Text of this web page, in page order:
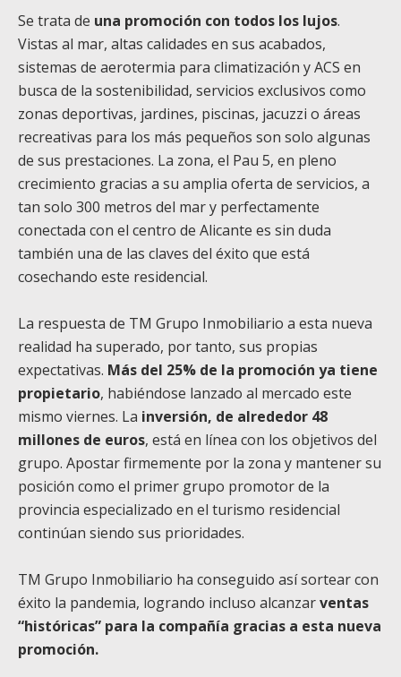
Se trata de una promoción con todos los lujos.
Vistas al mar, altas calidades en sus acabados,
sistemas de aerotermia para climatización y ACS en
busca de la sostenibilidad, servicios exclusivos como
zonas deportivas, jardines, piscinas, jacuzzi o áreas
recreativas para los más pequeños son solo algunas
de sus prestaciones. La zona, el Pau 5, en pleno
crecimiento gracias a su amplia oferta de servicios, a
tan solo 300 metros del mar y perfectamente
conectada con el centro de Alicante es sin duda
también una de las claves del éxito que está
cosechando este residencial.
La respuesta de TM Grupo Inmobiliario a esta nueva
realidad ha superado, por tanto, sus propias
expectativas. Más del 25% de la promoción ya tiene
propietario, habiéndose lanzado al mercado este
mismo viernes. La inversión, de alrededor 48
millones de euros, está en línea con los objetivos del
grupo. Apostar firmemente por la zona y mantener su
posición como el primer grupo promotor de la
provincia especializado en el turismo residencial
continúan siendo sus prioridades.
TM Grupo Inmobiliario ha conseguido así sortear con
éxito la pandemia, logrando incluso alcanzarventas
“históricas” para la compañía gracias a esta nueva
promoción.